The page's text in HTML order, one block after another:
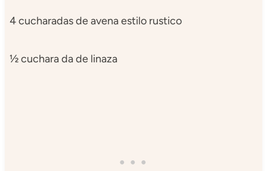
4 cucharadas de avena estilo rustico
½ cuchara da de linaza